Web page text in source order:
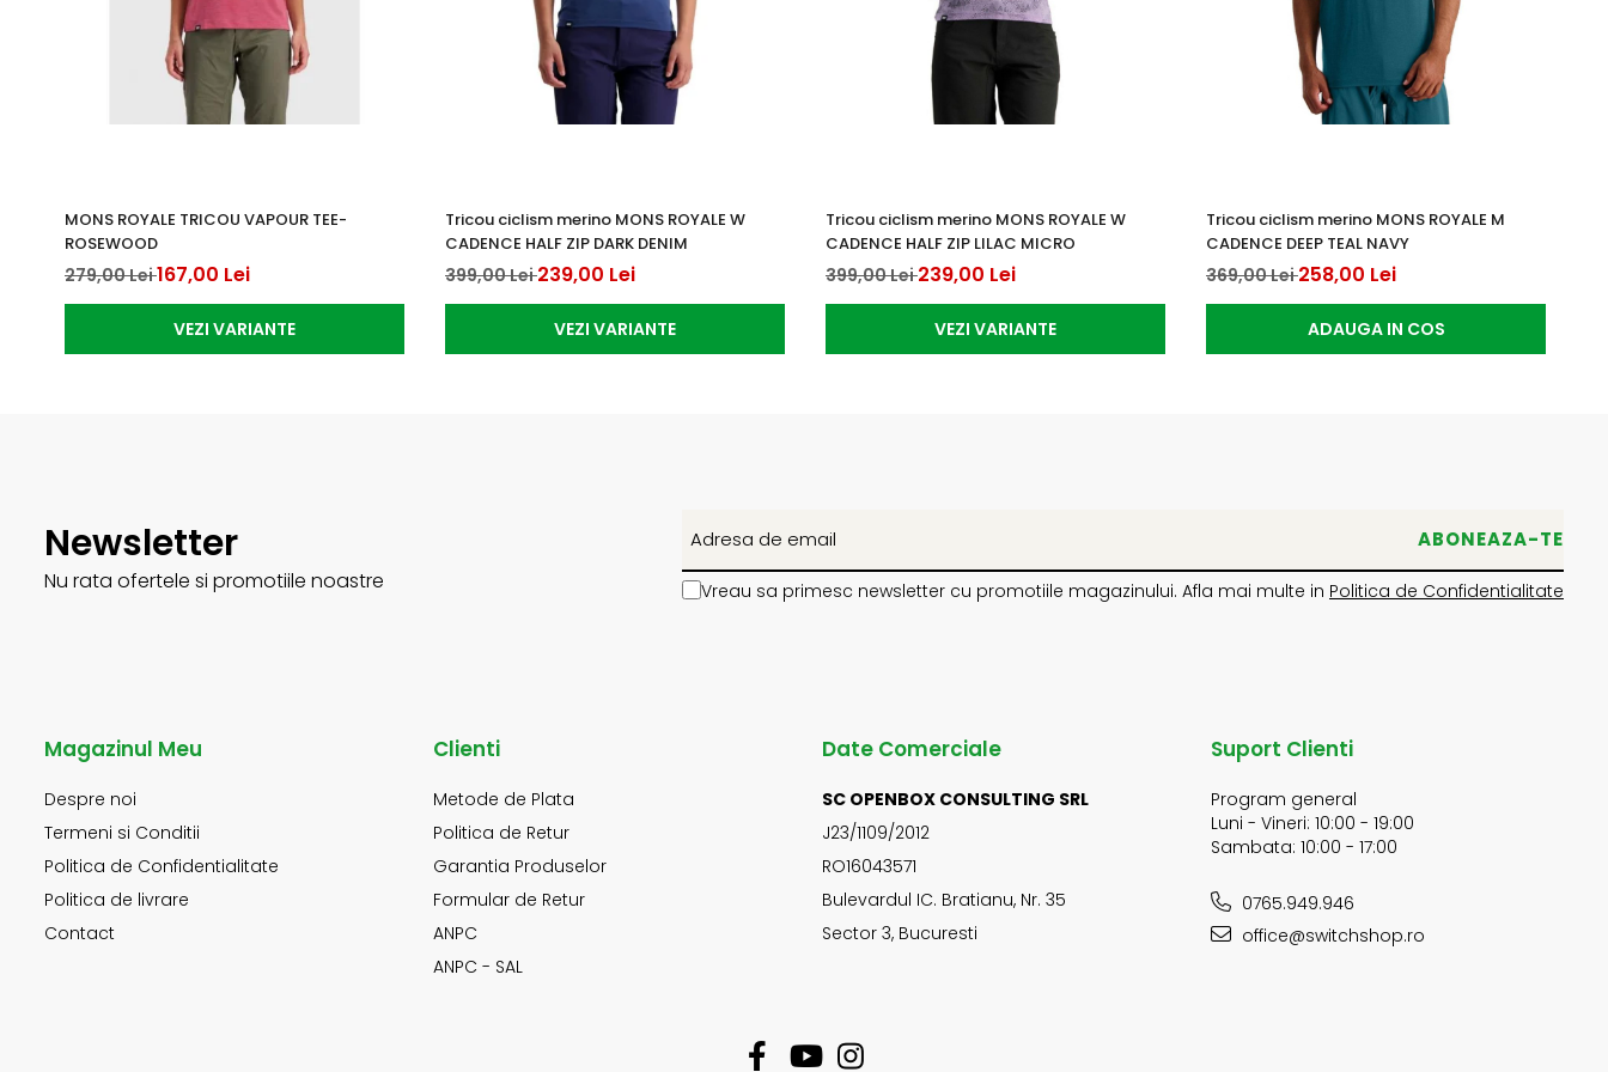
MONS ROYALE TRICOU VAPOUR TEE-
ROSEWOOD
279,00 Lei167,00 Lei
VEZI VARIANTE
Tricou ciclism merino MONS ROYALE W
CADENCE HALF ZIP DARK DENIM
399,00 Lei239,00 Lei
VEZI VARIANTE
Tricou ciclism merino MONS ROYALE W
CADENCE HALF ZIP LILAC MICRO
399,00 Lei239,00 Lei
VEZI VARIANTE
Tricou ciclism merino MONS ROYALE M
CADENCE DEEP TEAL NAVY
369,00 Lei258,00 Lei
ADAUGA IN COS
Newsletter
Nu rata ofertele si promotiile noastre Vreau sa primesc newsletter cu promotiile magazinului. Afla mai multe in Politica de Confidentialitate
Magazinul Meu
Despre noi
Termeni si Conditii
Politica de Confidentialitate
Politica de livrare
Contact
Clienti
Metode de Plata
Politica de Retur
Garantia Produselor
Formular de Retur
ANPC
ANPC - SAL
Date Comerciale
SC OPENBOX CONSULTING SRL
J23/1109/2012
RO16043571
Bulevardul IC. Bratianu, Nr. 35
Sector 3, Bucuresti
Suport Clienti
Program general
Luni - Vineri: 10:00 - 19:00
Sambata: 10:00 - 17:00
0765.949.946
office@switchshop.ro